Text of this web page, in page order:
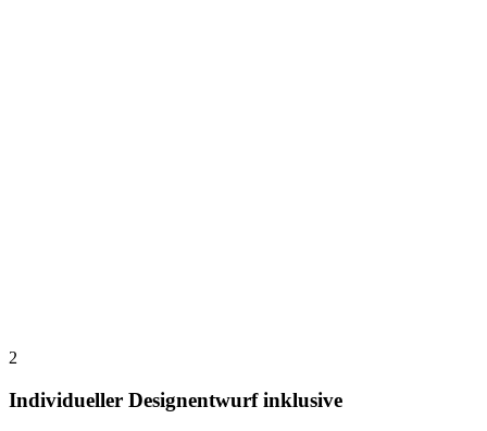
2
Individueller Designentwurf inklusive